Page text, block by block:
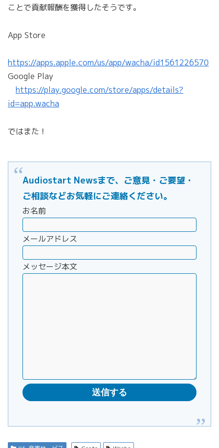
ことで貢献報酬を獲得したそうです。
App Store
https://apps.apple.com/us/app/wacha/id1561226570
Google Play
https://play.google.com/store/apps/details?
id=app.wacha
ではまた！
Audiostart Newsまで、ご意見・ご要望・
ご相談などお気軽にご連絡ください。
お名前
メールアドレス
メッセージ本文